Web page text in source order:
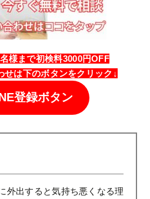
様まで初検料3000円OFF
せは下のボタンをクリック↓
登録ボタン
外出すると気持ち悪くなる理